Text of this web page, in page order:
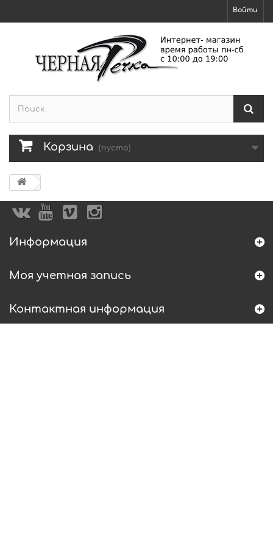
Войти
Корзина (пусто)
Информация
Моя учетная запись
Контактная информация